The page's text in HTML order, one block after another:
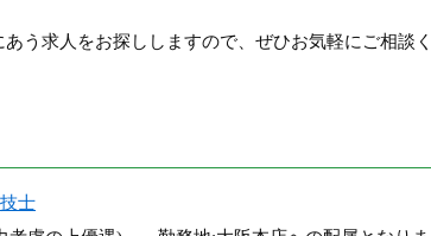
う求人をお探ししますので、ぜひお気軽にご相談
士